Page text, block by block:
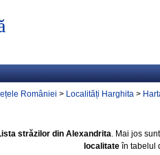
României > Localități Harghita >
străzilor din Alexandrita. Mai jos
localitate în tabelul